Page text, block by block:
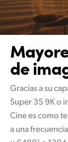
de
Gracias a su
Super 35 9K o
Cine es como
a una